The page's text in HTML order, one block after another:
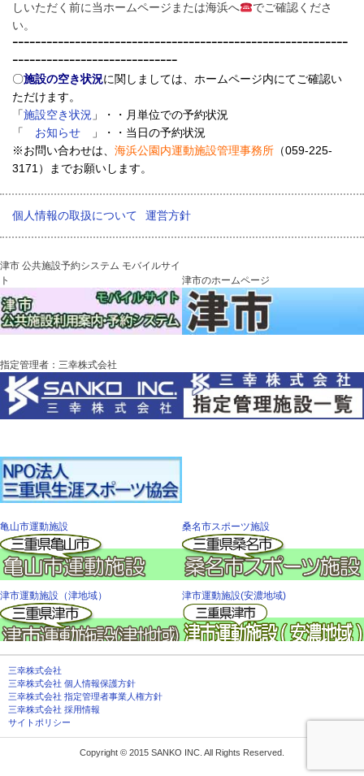
しいただく前に当ホームページまたは海浜へ
でご確認くださ
い。
ｰｰｰｰｰｰｰｰｰｰｰｰｰｰｰｰｰｰｰｰｰｰｰｰｰｰｰｰｰｰｰｰｰｰｰｰｰｰｰｰｰｰｰｰｰｰｰｰｰｰｰｰｰｰｰｰｰｰｰ
ｰｰｰｰｰｰｰｰｰｰｰｰｰｰｰｰｰｰｰｰｰｰｰｰｰｰｰｰｰ
〇施設の空き状況に関しましては、ホームページ内にてご確認い
ただけます。
「施設空き状況 」・・月単位での予約状況
「
お知らせ
」・・当日の予約状況
※お問い合わせは、 海浜公園内運動施設管理事務所 （059-225-
3171）までお願いします。
個人情報の取扱について 運営方針
津市 公共施設予約システム モバイルサイ
ト
津市のホームページ
指定管理者：三幸株式会社